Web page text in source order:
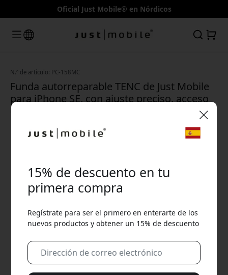
Oficial Just Mobile® en Nórdicos
N.º de artículo: PC-158MC
Funda autorreparable TENC de Just Mobile
para iPhone SE, con ajuste preciso, acceso
completo y acabado mate
15% de descuento en tu
primera compra
Regístrate para ser el primero en enterarte de los
nuevos productos y obtener un 15% de descuento
🎉 Tu código de descuento:
Usa este código en la caja para obtener 15% de
descuento.